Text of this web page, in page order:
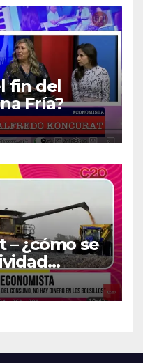
fin del
Fría?
¿cómo se